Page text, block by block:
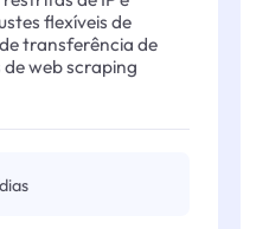
flexíveis de
transferência de
web scraping